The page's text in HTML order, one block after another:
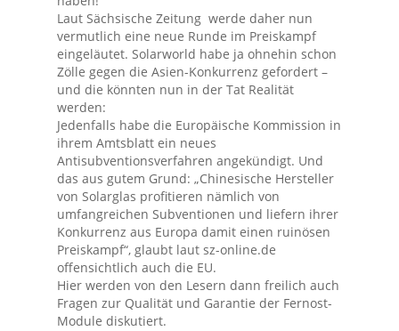
Laut Sächsische Zeitung werde daher nun
vermutlich eine neue Runde im Preiskampf
eingeläutet. Solarworld habe ja ohnehin schon
Zölle gegen die Asien-Konkurrenz gefordert –
und die könnten nun in der Tat Realität
werden:
Jedenfalls habe die Europäische Kommission in
ihrem Amtsblatt ein neues
Antisubventionsverfahren angekündigt. Und
das aus gutem Grund: „Chinesische Hersteller
von Solarglas profitieren nämlich von
umfangreichen Subventionen und liefern ihrer
Konkurrenz aus Europa damit einen ruinösen
Preiskampf“, glaubt laut sz-online.de
offensichtlich auch die EU.
Hier werden von den Lesern dann freilich auch
Fragen zur Qualität und Garantie der Fernost-
Module diskutiert.